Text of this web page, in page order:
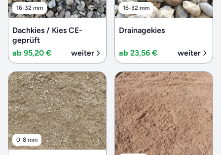
16-32 mm
Dachkies / Kies CE-
geprüft
ab 95,20 €
weiter
16-32 mm
Drainagekies
ab 23,56 € weiter
0-8 mm